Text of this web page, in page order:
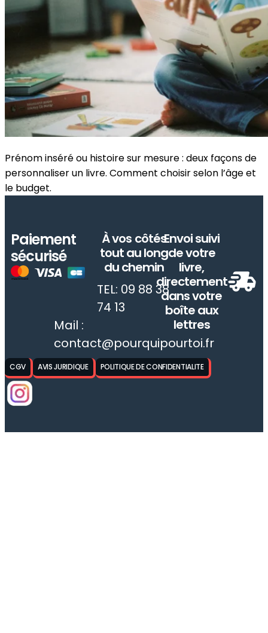
Prénom inséré ou histoire sur mesure : deux façons de
personnaliser un livre. Comment choisir selon l’âge et
le budget.
Paiement
sécurisé
À vos côtés
tout au long
du chemin
TEL: 09 88 38
74 13
Mail :
contact@pourquipourtoi.fr
Envoi suivi
de votre
livre,
directement
dans votre
boîte aux
lettres
CGV AVIS JURIDIQUE POLITIQUE DE CONFIDENTIALITE